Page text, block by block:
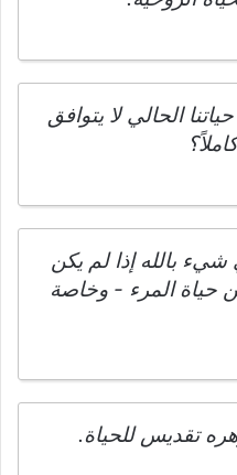
الحالي لا يتوافق
بالله إذا لم يكن
حياة المرء - وخاصة
تقديس للحياة.